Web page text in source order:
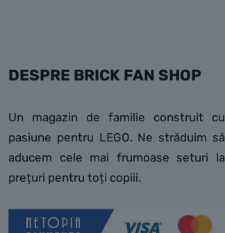
DESPRE BRICK FAN SHOP
Un magazin de familie construit cu
pasiune pentru LEGO. Ne străduim să
aducem cele mai frumoase seturi la
prețuri pentru toți copiii.